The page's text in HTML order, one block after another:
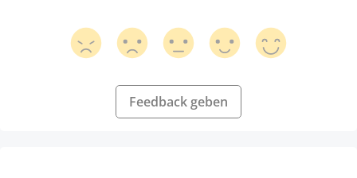
Feedback geben